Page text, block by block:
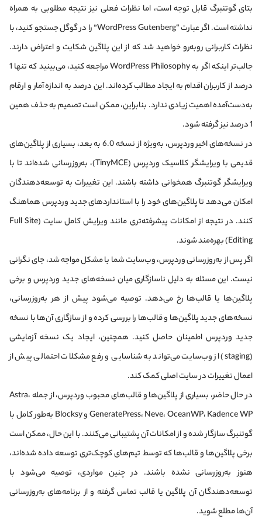
بتای گوتنبرگ قابل توجه است، اما نظرات فعلی نیز نتیجه مطلوبی به همراه
نداشته است. اگر عبارت “WordPress Gutenberg” را در گوگل جستجو کنید، با
نظرات کاربرانی روبه‌رو خواهید شد که از این پلاگین شکایت و اعتراض دارند.
جالب‌تر اینکه اگر به WordPress Philosophy مراجعه کنید، می‌بینید که تنها 1
درصد از کاربران اقدام به ایجاد مطالب کرده‌اند. این درصد به اندازه آمار و ارقام
به‌دست‌آمده اهمیت زیادی ندارد. بنابراین، ممکن است تصمیم به حذف همین
1 درصد نیز گرفته شود.
در نسخه‌های اخیر وردپرس، به‌ویژه از نسخه 6.0 به بعد، بسیاری از پلاگین‌های
قدیمی با ویرایشگر کلاسیک وردپرس (TinyMCE)، به‌روزرسانی شده‌اند تا با
ویرایشگر گوتنبرگ همخوانی داشته باشند. این تغییرات به توسعه‌دهندگان
امکان می‌دهد تا پلاگین‌های خود را با استانداردهای جدید وردپرس هماهنگ
کنند. در نتیجه از امکانات پیشرفته‌تری مانند ویرایش کامل سایت (Full Site
Editing) بهره‌مند شوند.​
اگر پس از به‌روزرسانی وردپرس، وب‌سایت شما با مشکل مواجه شد، جای نگرانی
نیست. این مسئله به دلیل ناسازگاری میان نسخه‌های جدید وردپرس و برخی
پلاگین‌ها یا قالب‌ها رخ می‌دهد. توصیه می‌شود پیش از هر به‌روزرسانی،
نسخه‌های جدید پلاگین‌ها و قالب‌ها را بررسی کرده و از سازگاری آن‌ها با نسخه
جدید وردپرس اطمینان حاصل کنید. همچنین، ایجاد یک نسخه آزمایشی
(staging) از وب‌سایت می‌تواند به شناسایی و رفع مشکلات احتمالی پیش از
اعمال تغییرات در سایت اصلی کمک کند.​
در حال حاضر، بسیاری از پلاگین‌ها و قالب‌های محبوب وردپرس، از جمله Astra،
GeneratePress، Neve، OceanWP، Kadence WP و Blocksy به‌طور کامل با
گوتنبرگ سازگار شده‌ و از امکانات آن پشتیبانی می‌کنند. با این حال، ممکن است
برخی پلاگین‌ها و قالب‌ها که توسط تیم‌های کوچک‌تری توسعه داده شده‌اند،
هنوز به‌روزرسانی نشده باشند. در چنین مواردی، توصیه می‌شود با
توسعه‌دهندگان آن پلاگین یا قالب تماس گرفته و از برنامه‌های به‌روزرسانی
آن‌ها مطلع شوید.​